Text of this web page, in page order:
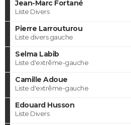
Jean-Marc Fortané
Liste Divers
Pierre Larrouturou
Liste divers gauche
Selma Labib
Liste d'extrême-gauche
Camille Adoue
Liste d'extrême-gauche
Edouard Husson
Liste Divers